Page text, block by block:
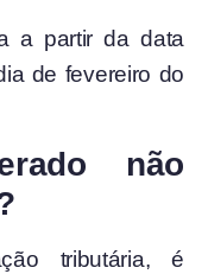
a partir da data
de fevereiro do
não
tributária, é